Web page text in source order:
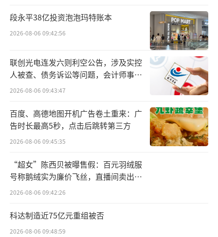
第四，经销商透露12瓶装飞天茅台即将取
消投放，飞天茅台开箱政策也将取消的政策调
整对茅台价格回涨也起了一定的作用。
贵州茅台方面取消拆箱这一措施将增加原
箱的供应，对应的散飞的供应将减少，市场价
衡。
这意味着茅台在顺应形势变化，改变了执
行多年的以控涨价为目标的价格管理策略。
对于茅台价格问题，茅台集团党委书记、
董事长张德芹近期在走访市场中也给出了他的
看法，他认为品牌的价值与其所服务的消费群
体之间并非固定不变的一一对应关系，而是动
段永平38亿投资泡泡玛特账本
2026-08-06 09:42:56
联创光电连发六则利空公告，涉及实控
人被查、债务诉讼等问题，会计师事务
所曾出具“保留意见”
2026-08-06 09:43:47
百度、高德地图开机广告卷土重来：广
告时长最高5秒，点击后跳转第三方
2026-08-06 09:45:35
“超女”陈西贝被曝售假：百元羽绒服
号称鹅绒实为廉价飞丝，直播间卖出超
百万元
2026-08-06 09:42:26
科达制造近75亿元重组被否
2026-08-06 09:48:59